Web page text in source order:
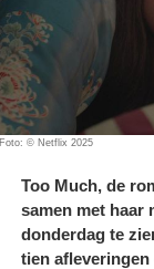
Foto: © Netflix 2025
Too Much, de
samen met haar
donderdag te
tien afleveringen